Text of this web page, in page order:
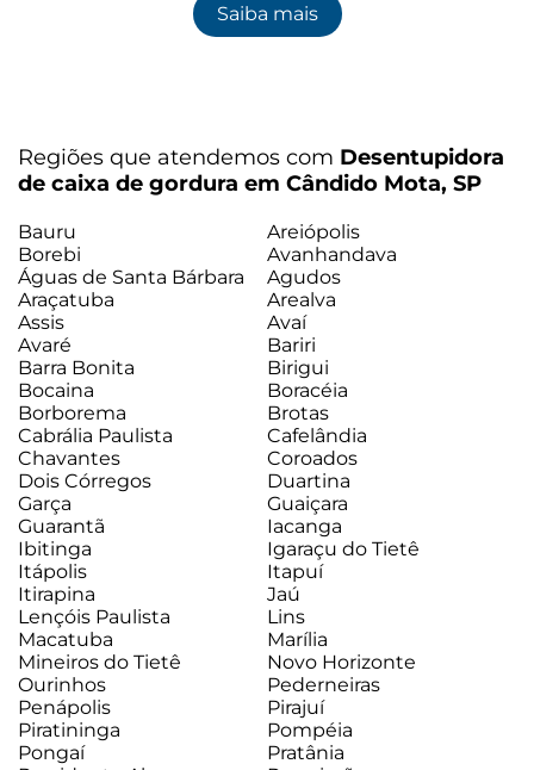
Saiba mais
Regiões que atendemos com Desentupidora
de caixa de gordura em Cândido Mota, SP
Bauru
Areiópolis
Borebi
Avanhandava
Águas de Santa Bárbara
Agudos
Araçatuba
Arealva
Assis
Avaí
Avaré
Bariri
Barra Bonita
Birigui
Bocaina
Boracéia
Borborema
Brotas
Cabrália Paulista
Cafelândia
Chavantes
Coroados
Dois Córregos
Duartina
Garça
Guaiçara
Guarantã
Iacanga
Ibitinga
Igaraçu do Tietê
Itápolis
Itapuí
Itirapina
Jaú
Lençóis Paulista
Lins
Macatuba
Marília
Mineiros do Tietê
Novo Horizonte
Ourinhos
Pederneiras
Penápolis
Pirajuí
Piratininga
Pompéia
Pongaí
Pratânia